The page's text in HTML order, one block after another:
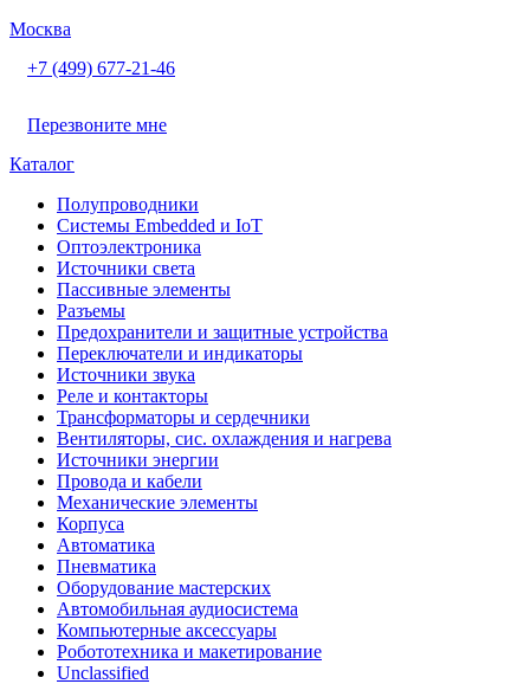
Москва
+7 (499) 677-21-46
Перезвоните мне
Каталог
Полупроводники
Системы Embedded и IoT
Oптоэлектроника
Источники света
Пассивные элементы
Разъeмы
Предохранители и защитные устройства
Переключатели и индикаторы
Источники звука
Реле и контакторы
Трансформаторы и сердечники
Вентиляторы, сис. охлаждения и нагрева
Источники энергии
Провода и кабели
Механические элементы
Корпуса
Автоматика
Пневматика
Оборудование мастерских
Автомобильная аудиосистема
Компьютерные аксессуары
Робототехника и макетирование
Unclassified